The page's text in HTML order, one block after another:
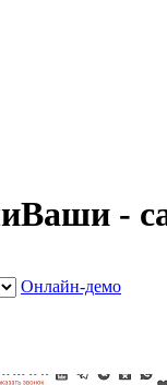
-
Онлайн-демо